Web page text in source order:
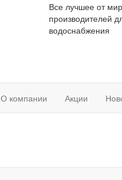
Все лучшее от
производителей
водоснабжения
О компании Акции